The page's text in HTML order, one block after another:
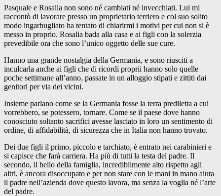
Pasquale e Rosalia non sono né cambiati né invecchiati. Lui mi
raccontò di lavorare presso un proprietario terriero e col suo solito
modo ingarbugliato ha tentato di chiarirmi i motivi per cui non si è
messo in proprio. Rosalia bada alla casa e ai figli con la solerzia
prevedibile ora che sono l’unico oggetto delle sue cure.
Hanno una grande nostalgia della Germania, e sono riusciti a
inculcarla anche ai figli che di ricordi proprii hanno solo quelle
poche settimane all’anno, passate in un alloggio stipati e zittiti dai
genitori per via dei vicini.
Insieme parlano come se la Germania fosse la terra prediletta a cui
vorrebbero, se potessero, tornare. Come se il paese dove hanno
conosciuto soltanto sacrifici avesse lasciato in loro un sentimento di
ordine, di affidabilità, di sicurezza che in Italia non hanno trovato.
Dei due figli il primo, piccolo e tarchiato, è entrato nei carabinieri e
si capisce che farà carriera. Ha più di tutti la testa del padre. Il
secondo, il bello della famiglia, incredibilmente alto rispetto agli
altri, è ancora disoccupato e per non stare con le mani in mano aiuta
il padre nell’azienda dove questo lavora, ma senza la voglia né l’arte
del padre.